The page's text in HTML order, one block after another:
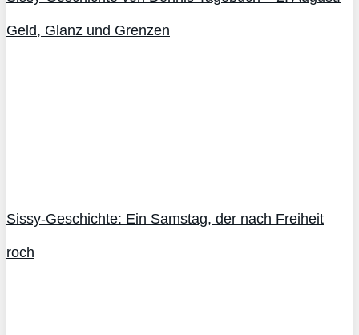
Geld, Glanz und Grenzen
Sissy-Geschichte: Ein Samstag, der nach Freiheit
roch